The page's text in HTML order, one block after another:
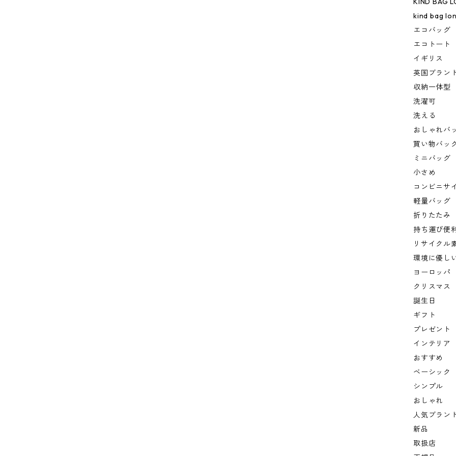
kind bag
エコバッグ
エコトート
イギリス
英国ブラン
収納一体型
洗濯可
洗える
おしゃれバ
買い物バッ
ミニバッグ
小さめ
コンビニサ
軽量バッグ
折りたたみ
持ち運び便
リサイクル
環境に優し
ヨーロッパ
クリスマス
誕生日
ギフト
プレゼント
インテリア
おすすめ
ベーシック
シンプル
おしゃれ
人気ブラン
新品
取扱店